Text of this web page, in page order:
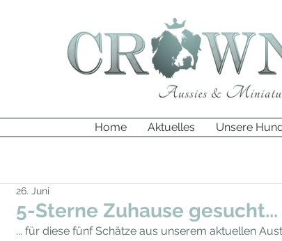
Home Aktuelles Unsere
5-Sterne Zuhause gesucht...
26. Juni
... für diese fünf Schätze aus unserem aktuellen